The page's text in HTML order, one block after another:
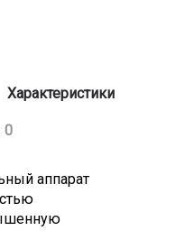
час
- G 1 1/2 дюйма
мм
Характеристики
0
аппарат